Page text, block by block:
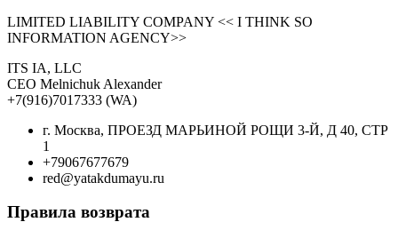
LIMITED LIABILITY COMPANY << I THINK SO
INFORMATION AGENCY>>
ITS IA, LLC
CEO Melnichuk Alexander
+7(916)7017333 (WA)
г. Москва, ПРОЕЗД МАРЬИНОЙ РОЩИ 3-Й, Д 40, СТР
1
+79067677679
red@yatakdumayu.ru
Правила возврата